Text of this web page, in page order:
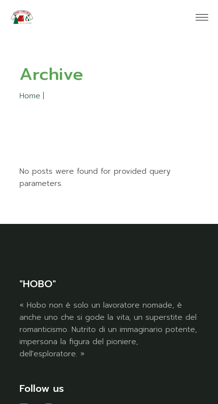
the
content
Archive
Home
No posts were found for provided query
parameters.
"HOBO"
« Hobo non è solo un lavoratore nomade, è
anche uno che si gode la vita, un superstite del
romanticismo. Nutrito di un immaginario potente,
impersona la figura del pioniere,
dell'esploratore. »
Follow us